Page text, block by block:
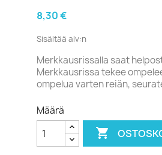
8,30 €
Sisältää alv:n
Merkkausrissalla saat
Merkkausrissa tekee
ompelua varten reiän,
Määrä
